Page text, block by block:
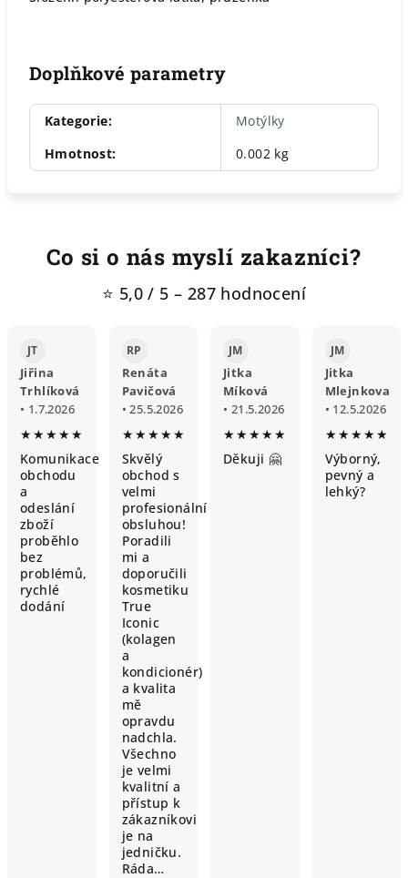
Doplňkové parametry
Kategorie:
Motýlky
Hmotnost: 0.002 kg
Co si o nás myslí zakazníci?
⭐ 5,0 / 5 – 287 hodnocení
JT
Jiřina
Trhlíková
• 1.7.2026
★★★★★
Komunikace
obchodu
a
odeslání
zboží
proběhlo
bez
problémů,
rychlé
dodání
RP
Renáta
Pavičová
• 25.5.2026
★★★★★
Skvělý
obchod s
velmi
profesionální
obsluhou!
Poradili
mi a
doporučili
kosmetiku
True
Iconic
(kolagen
a
kondicionér)
a kvalita
mě
opravdu
nadchla.
Všechno
je velmi
kvalitní a
přístup k
zákazníkovi
je na
jedničku.
Ráda…
JM
Jitka
Míková
• 21.5.2026
★★★★★
Děkuji 🤗
JM
Jitka
Mlejnkova
• 12.5.2026
★★★★★
Výborný,
pevný a
lehký?